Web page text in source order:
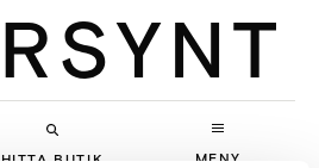
HITTA BUTIK MENY